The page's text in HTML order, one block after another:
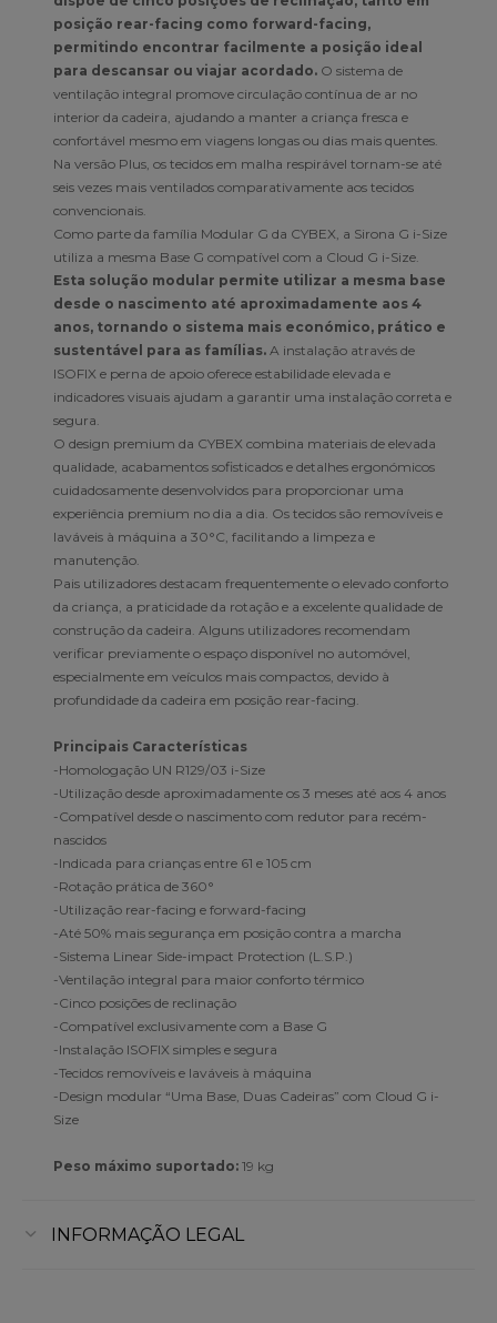
posição rear-facing como forward-facing,
permitindo encontrar facilmente a posição ideal
para descansar ou viajar acordado. O sistema de
ventilação integral promove circulação contínua de ar no
interior da cadeira, ajudando a manter a criança fresca e
confortável mesmo em viagens longas ou dias mais quentes.
Na versão Plus, os tecidos em malha respirável tornam-se até
seis vezes mais ventilados comparativamente aos tecidos
convencionais.
Como parte da família Modular G da CYBEX, a Sirona G i-Size
utiliza a mesma Base G compatível com a Cloud G i-Size.
Esta solução modular permite utilizar a mesma base
desde o nascimento até aproximadamente aos 4
anos, tornando o sistema mais económico, prático e
sustentável para as famílias. A instalação através de
ISOFIX e perna de apoio oferece estabilidade elevada e
indicadores visuais ajudam a garantir uma instalação correta e
segura.
O design premium da CYBEX combina materiais de elevada
qualidade, acabamentos sofisticados e detalhes ergonómicos
cuidadosamente desenvolvidos para proporcionar uma
experiência premium no dia a dia. Os tecidos são removíveis e
laváveis à máquina a 30°C, facilitando a limpeza e
manutenção.
Pais utilizadores destacam frequentemente o elevado conforto
da criança, a praticidade da rotação e a excelente qualidade de
construção da cadeira. Alguns utilizadores recomendam
verificar previamente o espaço disponível no automóvel,
especialmente em veículos mais compactos, devido à
profundidade da cadeira em posição rear-facing.
Principais Características
-Homologação UN R129/03 i-Size
-Utilização desde aproximadamente os 3 meses até aos 4 anos
-Compatível desde o nascimento com redutor para recém-
nascidos
-Indicada para crianças entre 61 e 105 cm
-Rotação prática de 360°
-Utilização rear-facing e forward-facing
-Até 50% mais segurança em posição contra a marcha
-Sistema Linear Side-impact Protection (L.S.P.)
-Ventilação integral para maior conforto térmico
-Cinco posições de reclinação
-Compatível exclusivamente com a Base G
-Instalação ISOFIX simples e segura
-Tecidos removíveis e laváveis à máquina
-Design modular “Uma Base, Duas Cadeiras” com Cloud G i-
Size
Peso máximo suportado: 19 kg
INFORMAÇÃO LEGAL